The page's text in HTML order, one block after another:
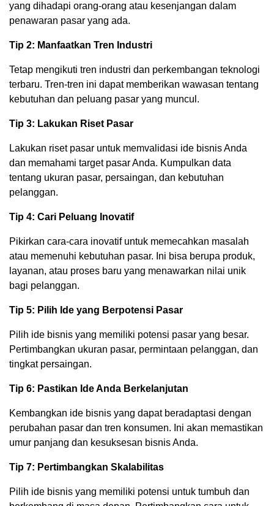
yang dihadapi orang-orang atau kesenjangan dalam
penawaran pasar yang ada.
Tip 2: Manfaatkan Tren Industri
Tetap mengikuti tren industri dan perkembangan teknologi
terbaru. Tren-tren ini dapat memberikan wawasan tentang
kebutuhan dan peluang pasar yang muncul.
Tip 3: Lakukan Riset Pasar
Lakukan riset pasar untuk memvalidasi ide bisnis Anda
dan memahami target pasar Anda. Kumpulkan data
tentang ukuran pasar, persaingan, dan kebutuhan
pelanggan.
Tip 4: Cari Peluang Inovatif
Pikirkan cara-cara inovatif untuk memecahkan masalah
atau memenuhi kebutuhan pasar. Ini bisa berupa produk,
layanan, atau proses baru yang menawarkan nilai unik
bagi pelanggan.
Tip 5: Pilih Ide yang Berpotensi Pasar
Pilih ide bisnis yang memiliki potensi pasar yang besar.
Pertimbangkan ukuran pasar, permintaan pelanggan, dan
tingkat persaingan.
Tip 6: Pastikan Ide Anda Berkelanjutan
Kembangkan ide bisnis yang dapat beradaptasi dengan
perubahan pasar dan tren konsumen. Ini akan memastikan
umur panjang dan kesuksesan bisnis Anda.
Tip 7: Pertimbangkan Skalabilitas
Pilih ide bisnis yang memiliki potensi untuk tumbuh dan